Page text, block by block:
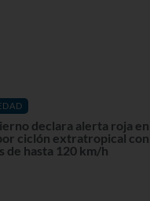
declara alerta roja en
ciclón extratropical con
de hasta 120 km/h